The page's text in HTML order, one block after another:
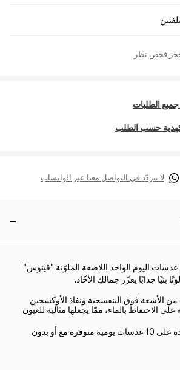
فحص نظر
الطلبات
حسب الطلب
لا تتردّد في التواصل معنا عبر الواتساب
اليوم الواحد اللاصقة الملوّنة "ڤينوس"
بنيًا جذابًا يعزّز جمالكِ الأخّاذ.
الأشعة فوق البنفسجية ونفاذ الأوكسجين
على الاحتفاظ بالماء، ممّا يجعلها مثالية للعيون
تحتوي العبوة الواحدة على 10 عدسات يومية متوفرة مع أو بدون